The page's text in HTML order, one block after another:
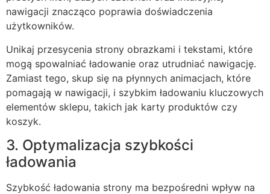
nawigacji znacząco poprawia doświadczenia
użytkowników.
Unikaj przesycenia strony obrazkami i tekstami, które
mogą spowalniać ładowanie oraz utrudniać nawigację.
Zamiast tego, skup się na płynnych animacjach, które
pomagają w nawigacji, i szybkim ładowaniu kluczowych
elementów sklepu, takich jak karty produktów czy
koszyk.
3. Optymalizacja szybkości
ładowania
Szybkość ładowania strony ma bezpośredni wpływ na